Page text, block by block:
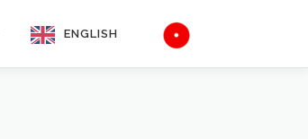
ENGLISH